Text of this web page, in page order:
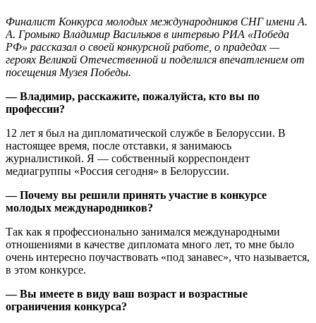
Финалист Конкурса молодых международников СНГ имени А.
А. Громыко Владимир Васильков в интервью РИА «Победа
РФ» рассказал о своей конкурсной работе, о прадедах —
героях Великой Отечественной и поделился впечатлением от
посещения Музея Победы.
— Владимир, расскажите, пожалуйста, кто вы по
профессии?
12 лет я был на дипломатической службе в Белоруссии. В
настоящее время, после отставки, я занимаюсь
журналистикой. Я — собственный корреспондент
медиагруппы «Россия сегодня» в Белоруссии.
— Почему вы решили принять участие в конкурсе
молодых международников?
Так как я профессионально занимался международными
отношениями в качестве дипломата много лет, то мне было
очень интересно поучаствовать «под занавес», что называется,
в этом конкурсе.
— Вы имеете в виду ваш возраст и возрастные
ограничения конкурса?